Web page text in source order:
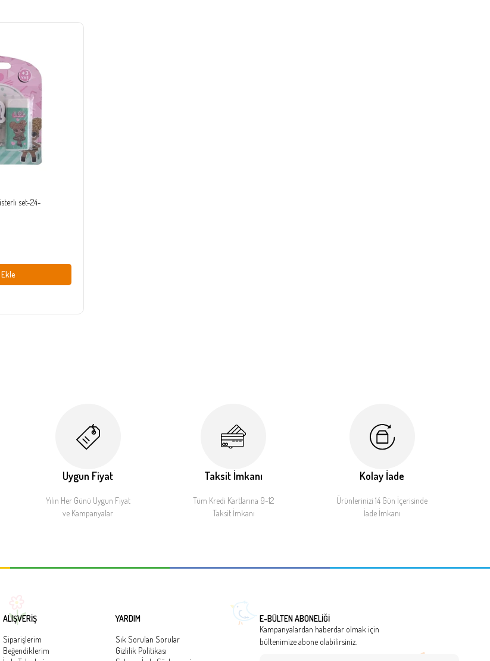
set-24-
Uygun Fiyat
Yılın Her Günü Uygun Fiyat
ve Kampanyalar
Taksit İmkanı
Tüm Kredi Kartlarına 9-12
Taksit İmkanı
Kolay İade
Ürünlerinizi 14 Gün İçerisinde
İade İmkanı
ALIŞVERİŞ
Siparişlerim
Beğendiklerim
YARDIM
Sık Sorulan Sorular
Gizlilik Politikası
E-BÜLTEN ABONELİĞİ
Kampanyalardan haberdar olmak için
bültenimize abone olabilirsiniz.